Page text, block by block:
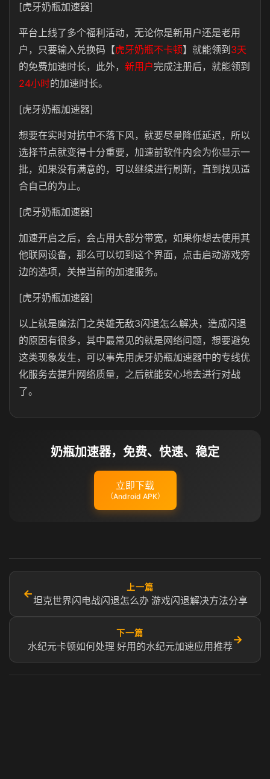
[虎牙奶瓶加速器]
平台上线了多个福利活动，无论你是新用户还是老用
户， 只要输入兑换码【虎牙奶瓶不卡顿】就能领到 3天
的免费加速时长，此外， 新用户完成注册后，就能领到
24小时的加速时长。
[虎牙奶瓶加速器]
想要在实时对抗中不落下风，就要尽量降低延迟，所以
选择节点就变得十分重要，加速前软件内会为你显示一
批，如果没有满意的，可以继续进行刷新，直到找见适
合自己的为止。
[虎牙奶瓶加速器]
加速开启之后，会占用大部分带宽，如果你想去使用其
他联网设备，那么可以切到这个界面，点击启动游戏旁
边的选项，关掉当前的加速服务。
[虎牙奶瓶加速器]
以上就是魔法门之英雄无敌3闪退怎么解决，造成闪退
的原因有很多，其中最常见的就是网络问题，想要避免
这类现象发生，可以事先用虎牙奶瓶加速器中的专线优
化服务去提升网络质量，之后就能安心地去进行对战
了。
奶瓶加速器，免费、快速、稳定
立即下载
（Android APK）
←
上一篇
坦克世界闪电战闪退怎么办 游戏闪退解决方法分享
下一篇
水纪元卡顿如何处理 好用的水纪元加速应用推荐
→